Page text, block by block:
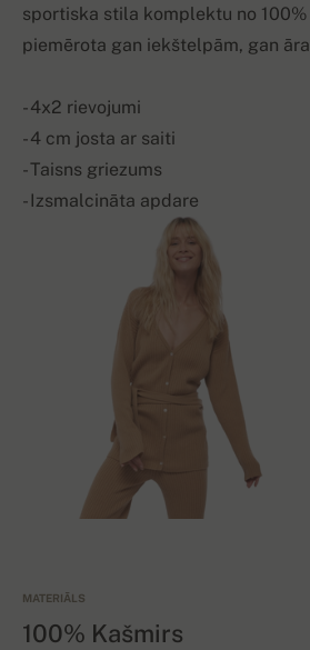
sportiska stila komplektu no
piemērota gan iekštelpām, gan
- 4x2 rievojumi
- 4 cm josta ar saiti
- Taisns griezums
- Izsmalcināta apdare
MATERIĀLS
100% Kašmirs